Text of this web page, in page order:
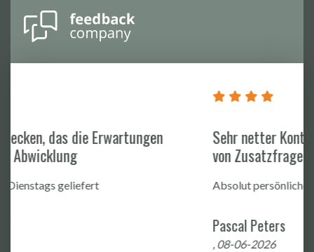
Sehr netter Kontakt und schnelle Beantwortung
von Zusatzfragen zum Artikel
Absolut persönliche Note im kompletten Prozess